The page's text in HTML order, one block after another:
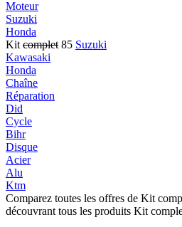
Moteur
Suzuki
Honda
Kit complet 85 Suzuki
Kawasaki
Honda
Chaîne
Réparation
Did
Cycle
Bihr
Disque
Acier
Alu
Ktm
Comparez toutes les offres de Kit
découvrant tous les produits Kit